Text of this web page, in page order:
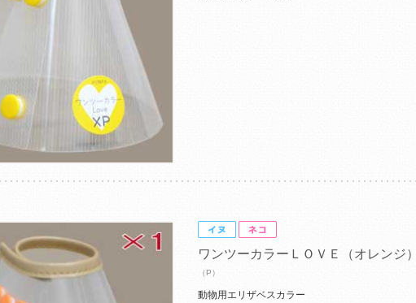
ワンツーカラーＬＯＶＥ（オレンジ）
（P）
動物用エリザベスカラー